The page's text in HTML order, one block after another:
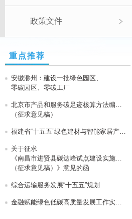
政策文件
重点推荐
安徽滁州：建设一批绿色园区、
零碳园区、零碳工厂
北京市产品和服务碳足迹核算方法编制指南
（征求意见稿）
福建省“十五五”绿色建材与智能家居产业集群高质量发展行动方案
关于征求
《南昌市进贤县碳达峰试点建设实施方案
（征求意见稿）》意见的函
综合运输服务发展“十五五”规划
金融赋能绿色低碳高质量发展工作实施方案